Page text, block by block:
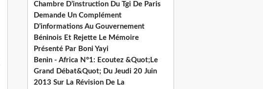
Chambre D’instruction Du Tgi De Paris
Demande Un Complément
D’informations Au Gouvernement
Béninois Et Rejette Le Mémoire
Présenté Par Boni Yayi
Benin - Africa N°1: Ecoutez &Quot;Le
Grand Débat&Quot; Du Jeudi 20 Juin
2013 Sur La Révision De La